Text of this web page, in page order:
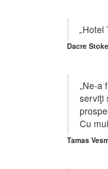
„Hotel
Dacre
„Ne-a
serviţi
Cu
Tamas